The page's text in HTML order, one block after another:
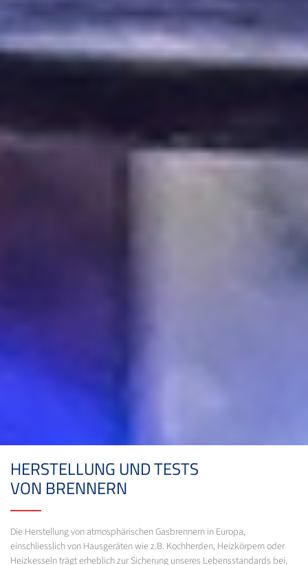
HERSTELLUNG UND TESTS
VON BRENNERN
Die Herstellung von atmosphärischen Gasbrennern in Europa,
einschliesslich von Hausgeräten wie z.B. Kochherden, Heizkörpern oder
Heizkesseln trägt erheblich zur Sicherung unseres Lebensstandards bei.